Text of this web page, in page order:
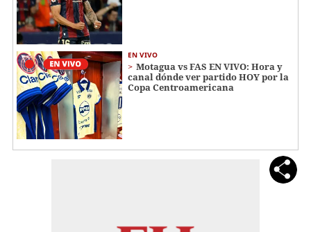
EN VIVO
Motagua vs FAS EN VIVO: Hora y
canal dónde ver partido HOY por la
Copa Centroamericana